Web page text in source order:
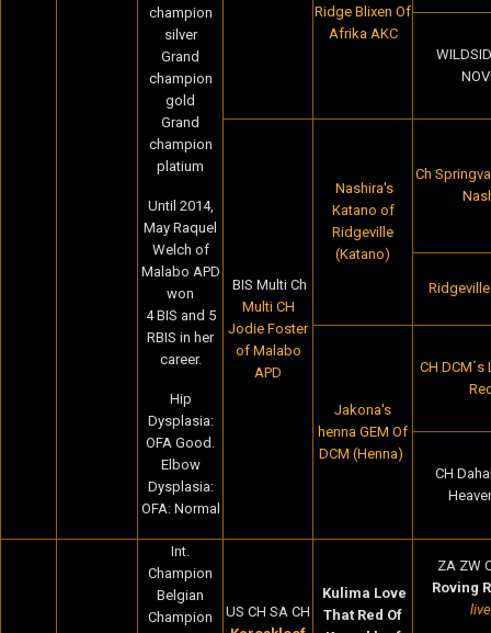
champion
silver
Grand
champion
gold
Grand
champion
platium
Until 2014,
May Raquel
Welch of
Malabo APD
won
4 BIS and 5
RBIS in her
career.
Hip
Dysplasia:
OFA Good.
Elbow
Dysplasia:
OFA: Normal
Ridge Blixen Of
Afrika AKC
BIS Multi Ch
Multi CH
Jodie Foster
of Malabo
APD
Nashira's
Katano of
Ridgeville
(Katano)
Ch
Jakona's
henna GEM Of
DCM (Henna)
CH
CH
Int.
Champion
Belgian
Champion
US CH SA CH
Kulima Love
That Red Of
ZA ZW
Roving